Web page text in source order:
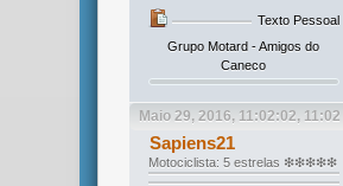
Texto Pessoal
Grupo Motard - Amigos do
Caneco
Maio 29, 2016, 11:02:02, 11:02
Sapiens21
Motociclista: 5 estrelas ❇❇❇❇❇